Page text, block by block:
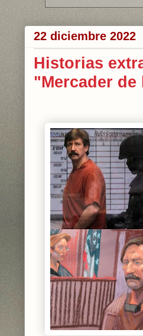
22 diciembre 2022
Historias
"Mercader de